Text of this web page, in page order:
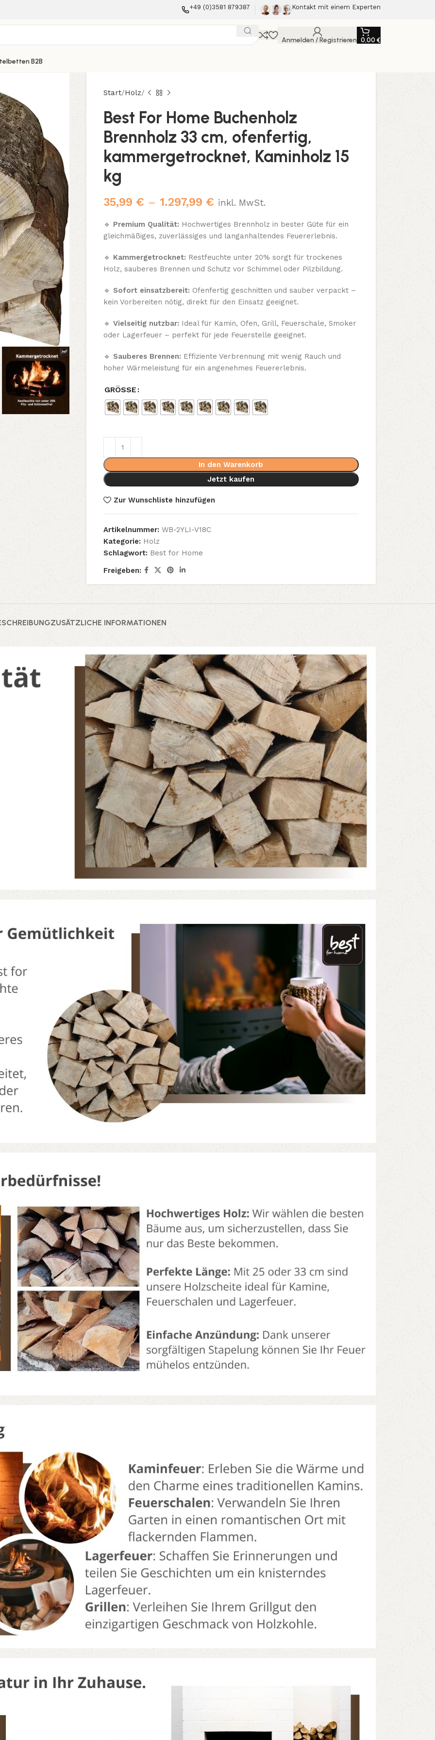
+49 (0)3581 879387 Kontakt mit einem Experten
Anmelden / Registrieren 0,00 €
B2B
Start Holz
Best For Home Buchenholz
Brennholz 33 cm, ofenfertig,
kammergetrocknet, Kaminholz 15
kg
35,99 € – 1.297,99 € inkl. MwSt.
🔹 Premium Qualität: Hochwertiges Brennholz in bester Güte für ein
gleichmäßiges, zuverlässiges und langanhaltendes Feuererlebnis.
🔹 Kammergetrocknet: Restfeuchte unter 20% sorgt für trockenes
Holz, sauberes Brennen und Schutz vor Schimmel oder Pilzbildung.
🔹 Sofort einsatzbereit: Ofenfertig geschnitten und sauber verpackt –
kein Vorbereiten nötig, direkt für den Einsatz geeignet.
🔹 Vielseitig nutzbar: Ideal für Kamin, Ofen, Grill, Feuerschale, Smoker
oder Lagerfeuer – perfekt für jede Feuerstelle geeignet.
🔹 Sauberes Brennen: Effiziente Verbrennung mit wenig Rauch und
hoher Wärmeleistung für ein angenehmes Feuererlebnis.
GRÖSSE
In den Warenkorb
Jetzt kaufen
Zur Wunschliste hinzufügen
Artikelnummer: WB-2YLI-V18C
Kategorie: Holz
Schlagwort: Best for Home
Freigeben:
ZUSÄTZLICHE INFORMATIONEN